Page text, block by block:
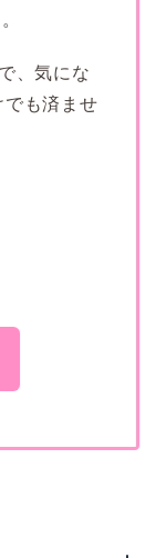
、気にな
でも済ませ